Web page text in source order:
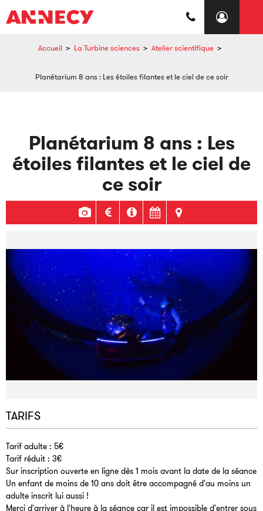
Accueil > La Turbine sciences > Atelier scientifique >
Planétarium 8 ans : Les étoiles filantes et le ciel de ce soir
Planétarium 8 ans : Les
étoiles filantes et le ciel de
ce soir
TARIFS
Tarif adulte : 5€
Tarif réduit : 3€
Sur inscription ouverte en ligne dès 1 mois avant la date de la séance
Un enfant de moins de 10 ans doit être accompagné d'au moins un
adulte inscrit lui aussi !
Merci d'arriver à l'heure à la séance car il est impossible d'entrer sous